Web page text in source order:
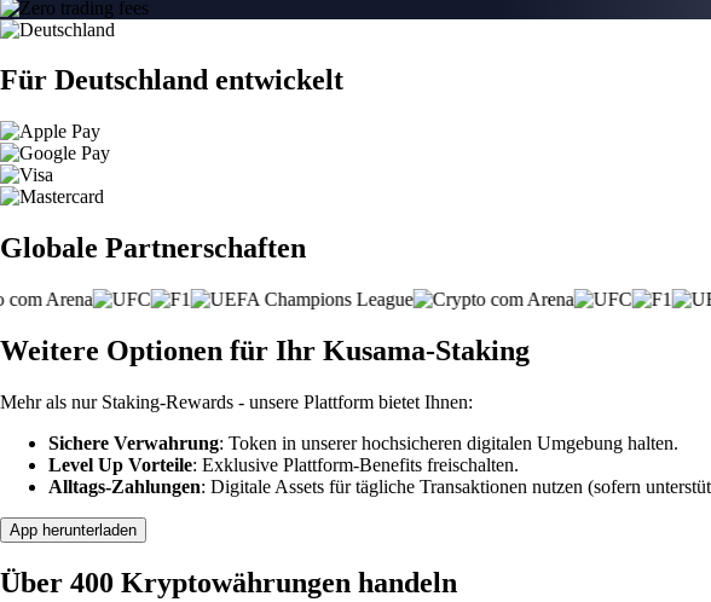
Für Deutschland entwickelt
Globale Partnerschaften
Weitere Optionen für Ihr Kusama-Staking
Mehr als nur Staking-Rewards - unsere Plattform bietet Ihnen:
Sichere Verwahrung: Token in unserer hochsicheren digitalen Umgebung halten.
Level Up Vorteile: Exklusive Plattform-Benefits freischalten.
Alltags-Zahlungen: Digitale Assets für tägliche Transaktionen nutzen (sofern
App herunterladen
Über 400 Kryptowährungen handeln